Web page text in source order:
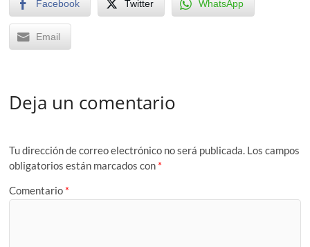
Facebook Twitter WhatsApp
Email
Deja un comentario
Tu dirección de correo electrónico no será publicada. Los campos
obligatorios están marcados con *
Comentario *